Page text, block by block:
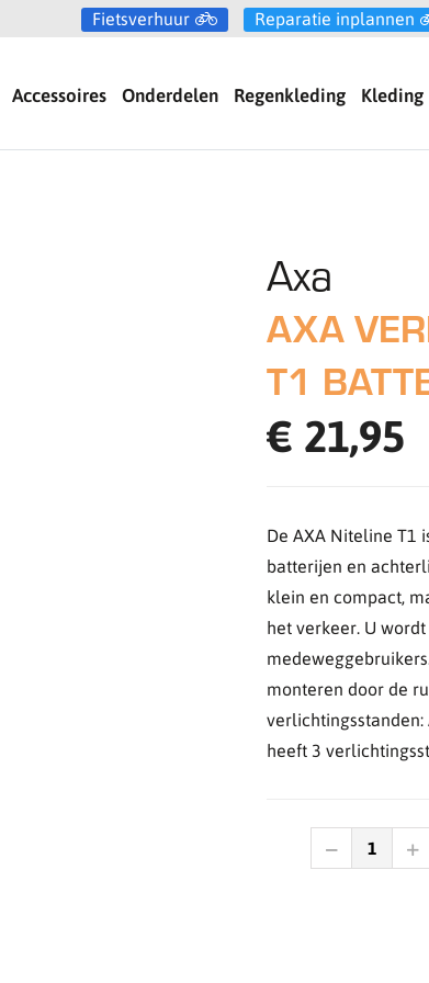
Fietsverhuur Reparatie inplannen
Accessoires Onderdelen Regenkleding Kleding
Axa
AXA
T1
€ 21,95
De AXA Niteline T1
batterijen en
klein en compact,
het verkeer. U
monteren door de
heeft 3